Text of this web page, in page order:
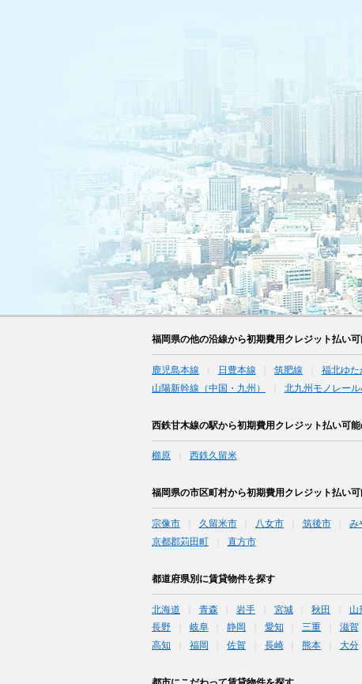
福岡県の他の沿線から初期費用クレジット払い
鹿児島本線 日豊本線 筑肥線 福北ゆた
山陽新幹線（中国・九州）
北九州モノレール
西鉄甘木線の駅から初期費用クレジット払い可
櫛原 西鉄久留米
福岡県の市区町村から初期費用クレジット払い
宗像市 久留米市 八女市 筑後市 み
京都郡苅田町
直方市
都道府県別に賃貸物件を探す
北海道 青森 岩手 宮城 秋田 山
長野
岐阜 静岡 愛知 三重 滋賀
高知
福岡 佐賀 長崎 熊本 大分